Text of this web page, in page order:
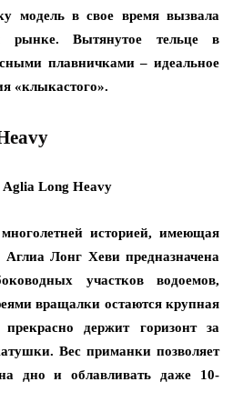
модель в свое время вызвала
рынке. Вытянутое тельце в
плавничками – идеальное
«клыкастого».
историей, имеющая
Лонг Хеви предназначена
участков водоемов,
вращалки остаются крупная
держит горизонт за
Вес приманки позволяет
дно и облавливать даже 10-